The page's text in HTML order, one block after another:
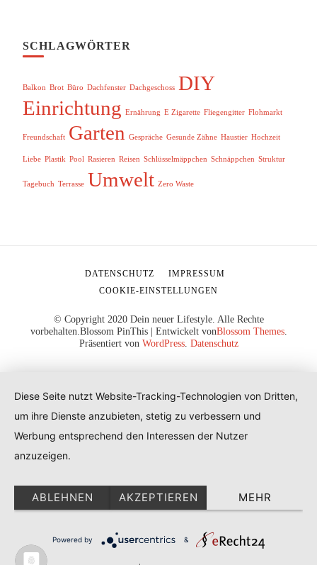
SCHLAGWÖRTER
Balkon Brot Büro Dachfenster Dachgeschoss DIY
Einrichtung Ernährung E Zigarette Fliegengitter Flohmarkt
Freundschaft Garten Gespräche Gesunde Zähne Haustier Hochzeit
Liebe Plastik Pool Rasieren Reisen Schlüsselmäppchen Schnäppchen Struktur
Tagebuch Terrasse Umwelt Zero Waste
© Copyright 2020 Dein neuer Lifestyle. Alle Rechte
vorbehalten.Blossom PinThis | Entwickelt vonBlossom Themes.
Präsentiert von WordPress. Datenschutz
DATENSCHUTZ
IMPRESSUM
COOKIE-EINSTELLUNGEN
Diese Seite nutzt Website-Tracking-Technologien von Dritten,
um ihre Dienste anzubieten, stetig zu verbessern und
Werbung entsprechend den Interessen der Nutzer
anzuzeigen.
ABLEHNEN AKZEPTIEREN MEHR
Powered by &